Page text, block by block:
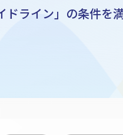
ライン」の条件